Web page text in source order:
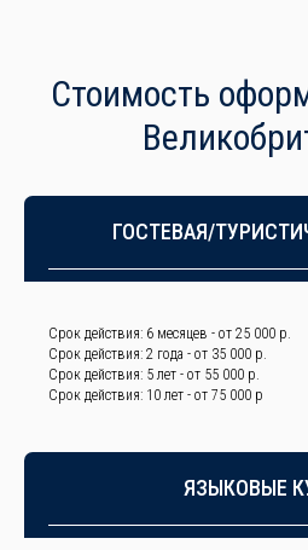
Стоимость
ГОСТЕВАЯ/
Срок действия: 6 месяцев - от 25 000 р.
Срок действия: 2 года - от 35 000 р.
Срок действия: 5 лет - от 55 000 р.
Срок действия: 10 лет - от 75 000 р
ЯЗЫКОВЫЕ